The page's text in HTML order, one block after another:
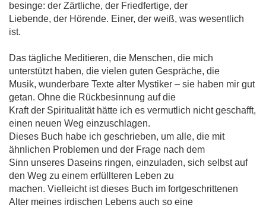
besinge: der Zärtliche, der Friedfertige, der
Liebende, der Hörende. Einer, der weiß, was wesentlich
ist.
Das tägliche Meditieren, die Menschen, die mich
unterstützt haben, die vielen guten Gespräche, die
Musik, wunderbare Texte alter Mystiker – sie haben mir gut
getan. Ohne die Rückbesinnung auf die
Kraft der Spiritualität hätte ich es vermutlich nicht geschafft,
einen neuen Weg einzuschlagen.
Dieses Buch habe ich geschrieben, um alle, die mit
ähnlichen Problemen und der Frage nach dem
Sinn unseres Daseins ringen, einzuladen, sich selbst auf
den Weg zu einem erfüllteren Leben zu
machen. Vielleicht ist dieses Buch im fortgeschrittenen
Alter meines irdischen Lebens auch so eine